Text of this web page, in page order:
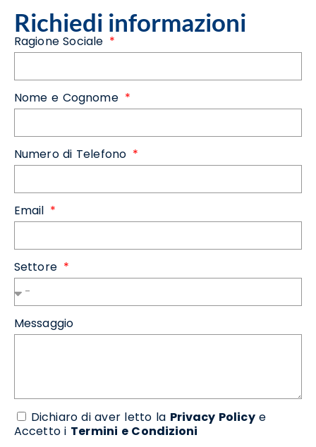
Richiedi informazioni
Ragione Sociale
Nome e Cognome
Numero di Telefono
Email
Settore
Messaggio
Dichiaro di aver letto la Privacy Policye
Accetto i Termini e Condizioni